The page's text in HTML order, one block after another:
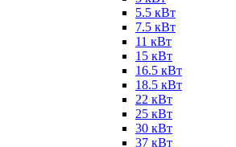
5.5 кВт
7.5 кВт
11 кВт
15 кВт
16.5 кВт
18.5 кВт
22 кВт
25 кВт
30 кВт
37 кВт